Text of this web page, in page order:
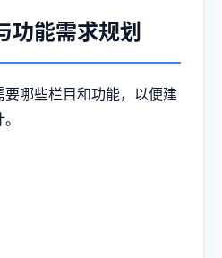
功能需求规划
哪些栏目和功能，以便建